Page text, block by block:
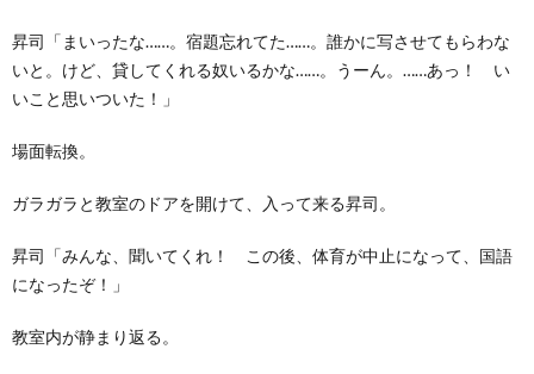
昇司「まいったな……。宿題忘れてた……。誰かに写させてもらわな
いと。けど、貸してくれる奴いるかな……。うーん。……あっ！ い
いこと思いついた！」
場面転換。
ガラガラと教室のドアを開けて、入って来る昇司。
昇司「みんな、聞いてくれ！ この後、体育が中止になって、国語
になったぞ！」
教室内が静まり返る。